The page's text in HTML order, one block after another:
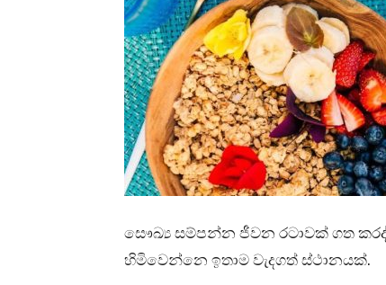
සෞඛ්‍ය සම්පන්න ජීවන රටාවක් ගත
හිමිවෙන්නෙ ඉතාම වැදගත් ස්ථානයක්.